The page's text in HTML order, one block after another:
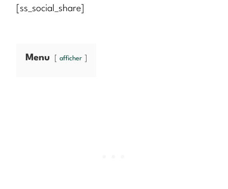
[ss_social_share]
Menu afficher